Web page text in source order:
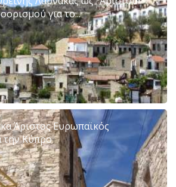
για το...
Άριστος Ευρωπαϊκός
την Κύπρο